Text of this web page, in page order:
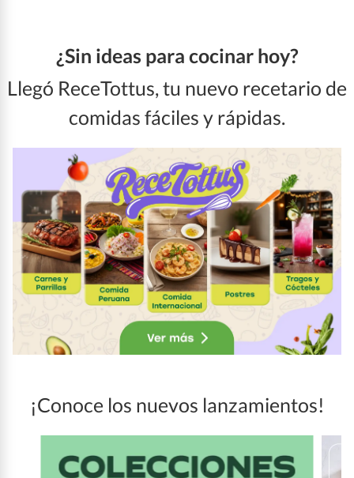
¿Sin ideas para cocinar hoy?
Llegó ReceTottus, tu nuevo recetario de
comidas fáciles y rápidas.
¡Conoce los nuevos lanzamientos!